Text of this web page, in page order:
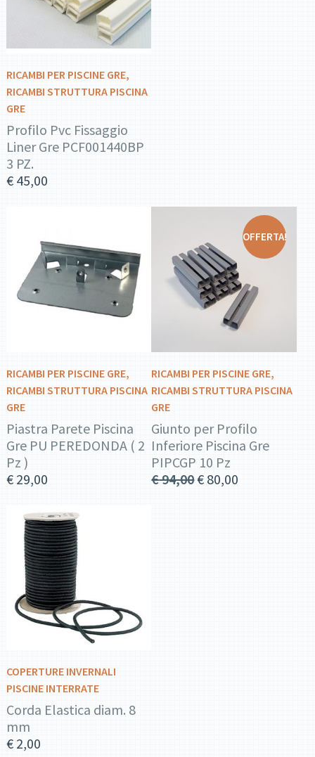
AGGIUNGI AL
RICAMBI PER PISCINE GRE,
RICAMBI STRUTTURA PISCINA
GRE
Profilo Pvc Fissaggio
Liner Gre PCF001440BP
3 PZ.
€45,00
DETTAGLI
RICAMBI PER PISCINE GRE,
RICAMBI STRUTTURA PISCINA
GRE
Piastra Parete Piscina
Gre PU PEREDONDA ( 2
Pz )
€29,00
OFFERTA!
DETTAGLI
AGGIUNGI AL
RICAMBI PER PISCINE GRE,
RICAMBI STRUTTURA PISCINA
GRE
Giunto per Profilo
Inferiore Piscina Gre
PIPCGP 10 Pz
€94,00€ 80,00
DETTAGLI
AGGIUNGI AL
CARRELLO
COPERTURE INVERNALI
PISCINE INTERRATE
Corda Elastica diam. 8
mm
€2,00